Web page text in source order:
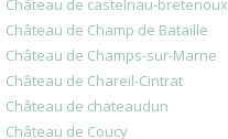
Château de Champ de Bataille
Château de Champs-sur-Marne
Château de Chareil-Cintrat
Château de chateaudun
Château de Coucy